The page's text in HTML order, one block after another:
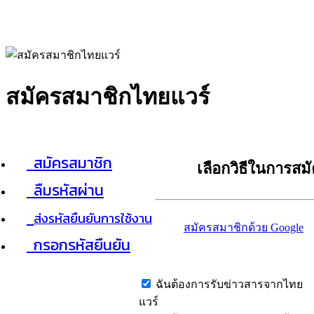
สมัครสมาชิกไทยแวร์
สมัครสมาชิก
ลืมรหัสผ่าน
ส่งรหัสยืนยันการใช้งาน
กรอกรหัสยืนยัน
เลือกวิธีในการส
สมัครสมาชิกด้วย Google
ฉันต้องการรับข่าวสารจากไทย
แวร์